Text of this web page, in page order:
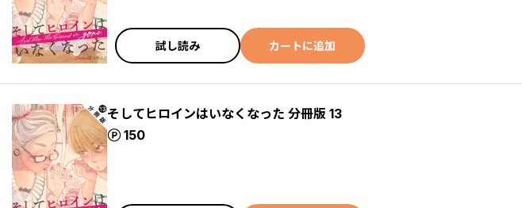
試し読み カートに追加
そしてヒロインはいなくなった 分冊版 13
150
ポイント